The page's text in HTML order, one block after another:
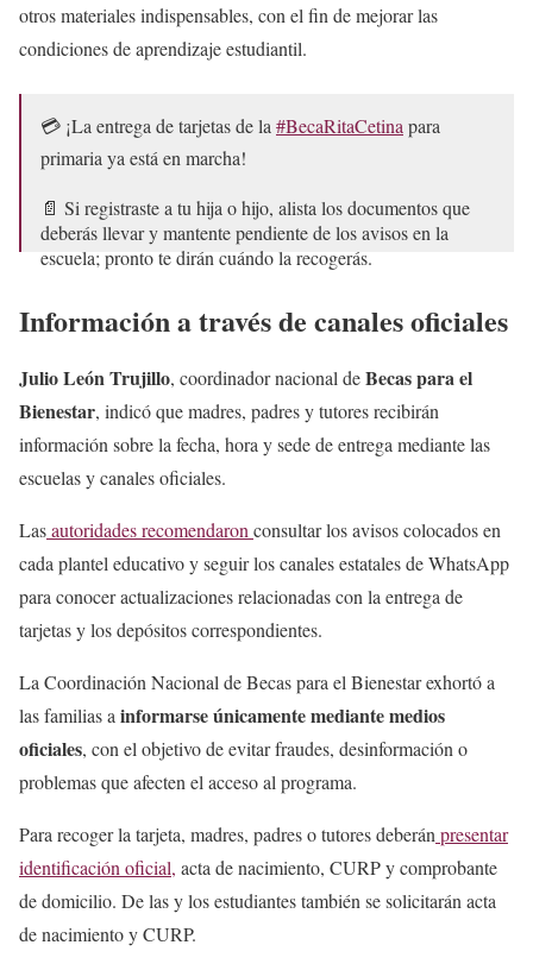
otros materiales indispensables, con el fin de mejorar las
condiciones de aprendizaje estudiantil.
💳 ¡La entrega de tarjetas de la #BecaRitaCetina para
primaria ya está en marcha!
📄 Si registraste a tu hija o hijo, alista los documentos que
deberás llevar y mantente pendiente de los avisos en la
escuela; pronto te dirán cuándo la recogerás.
Más información:…
pic.twitter.com/SeNZOlXYl5
2026
Información a través de canales oficiales
Julio León Trujillo, coordinador nacional deBecas para el
Bienestar, indicó que madres, padres y tutores recibirán
información sobre la fecha, hora y sede de entrega mediante las
escuelas y canales oficiales.
Lasautoridades recomendaron consultar los avisos colocados en
cada plantel educativo y seguir los canales estatales de WhatsApp
para conocer actualizaciones relacionadas con la entrega de
tarjetas y los depósitos correspondientes.
La Coordinación Nacional de Becas para el Bienestar exhortó a
las familias a informarse únicamente mediante medios
oficiales, con el objetivo de evitar fraudes, desinformación o
problemas que afecten el acceso al programa.
Para recoger la tarjeta, madres, padres o tutores deberán presentar
identificación oficial, acta de nacimiento, CURP y comprobante
de domicilio. De las y los estudiantes también se solicitarán acta
de nacimiento y CURP.